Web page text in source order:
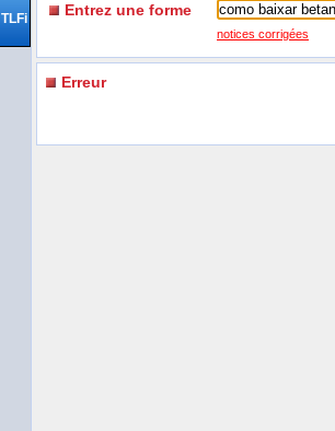
TLFi Entrez une forme
notices corrigées
Erreur